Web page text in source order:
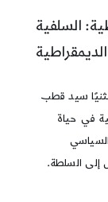
السلفية
سيد قطب
في حياة
السياسي
إلى السلطة.